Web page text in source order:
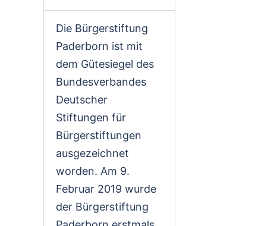
Die Bürgerstiftung
Paderborn ist mit
dem Gütesiegel des
Bundesverbandes
Deutscher
Stiftungen für
Bürgerstiftungen
ausgezeichnet
worden. Am 9.
Februar 2019 wurde
der Bürgerstiftung